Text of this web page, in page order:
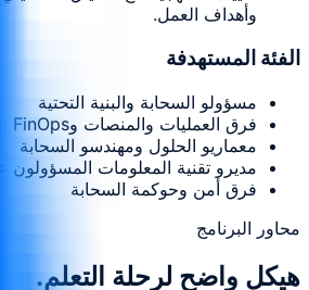
وأهداف العمل.
الفئة المستهدفة
مسؤولو السحابة والبنية التحتية
فرق العمليات والمنصات وFinOps
معماريو الحلول ومهندسو السحابة
مديرو تقنية المعلومات المسؤولون
فرق أمن وحوكمة السحابة
محاور البرنامج
هيكل واضح لرحلة التعلم.